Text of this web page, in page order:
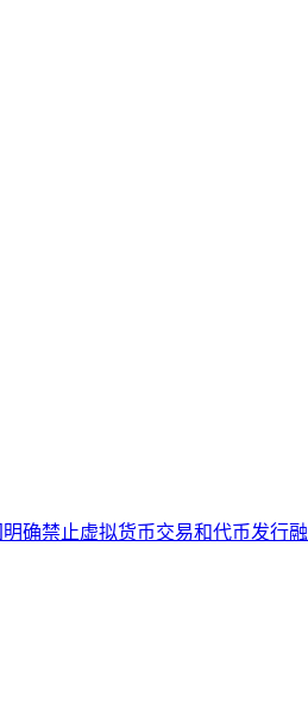
确禁止虚拟货币交易和代币发行